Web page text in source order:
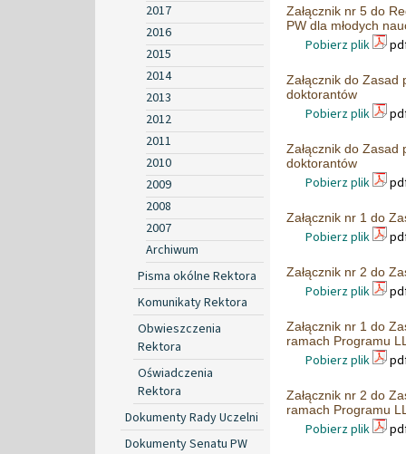
2017
2016
2015
2014
2013
2012
2011
2010
2009
2008
2007
Archiwum
Pisma okólne Rektora
Komunikaty Rektora
Obwieszczenia
Rektora
Oświadczenia
Rektora
Dokumenty Rady Uczelni
Dokumenty Senatu PW
Załącznik nr 5 do
PW dla młodych
Pobierz plik
Załącznik do
doktorantów
Pobierz plik
Załącznik do
doktorantów
Pobierz plik
Załącznik nr 1 do
Pobierz plik
Załącznik nr 2 do
Pobierz plik
Załącznik nr 1 do
ramach Programu
Pobierz plik
Załącznik nr 2 do
ramach Programu
Pobierz plik